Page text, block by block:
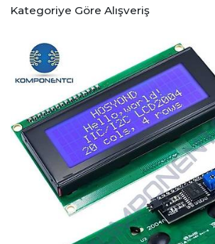
Kategoriye Göre Alışveriş